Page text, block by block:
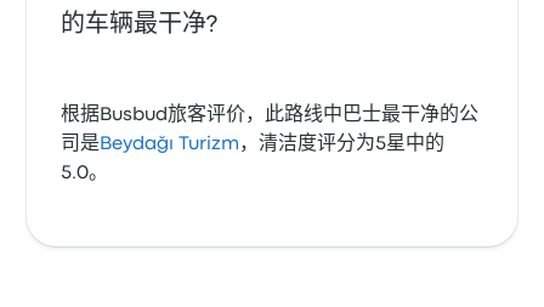
的车辆最干净?
根据Busbud旅客评价，此路线中巴士最干净的公
司是 Beydağı Turizm ，清洁度评分为5星中的
5.0。